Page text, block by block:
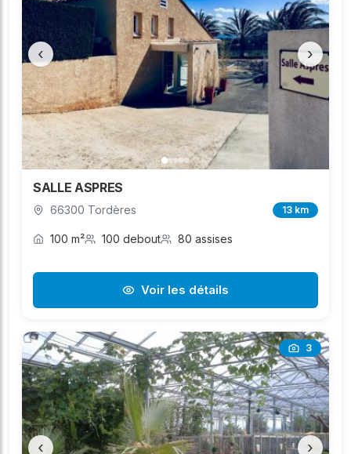
‹ ›
SALLE ASPRES
66300 Tordères 13 km
100 m² 100 debout 80 assises
Voir les détails
3
‹ ›